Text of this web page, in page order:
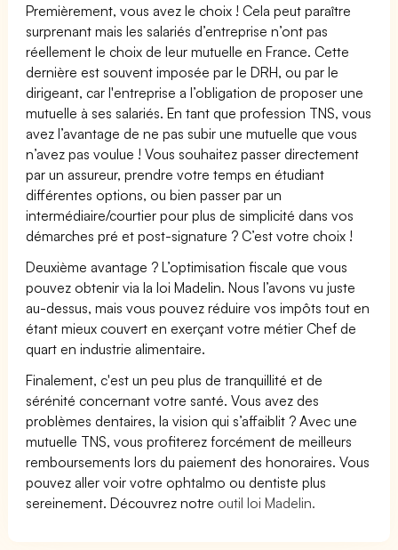
Premièrement, vous avez le choix ! Cela peut paraître
surprenant mais les salariés d’entreprise n’ont pas
réellement le choix de leur mutuelle en France. Cette
dernière est souvent imposée par le DRH, ou par le
dirigeant, car l'entreprise a l’obligation de proposer une
mutuelle à ses salariés. En tant que profession TNS, vous
avez l’avantage de ne pas subir une mutuelle que vous
n’avez pas voulue ! Vous souhaitez passer directement
par un assureur, prendre votre temps en étudiant
différentes options, ou bien passer par un
intermédiaire/courtier pour plus de simplicité dans vos
démarches pré et post-signature ? C’est votre choix !
Deuxième avantage ? L’optimisation fiscale que vous
pouvez obtenir via la loi Madelin. Nous l’avons vu juste
au-dessus, mais vous pouvez réduire vos impôts tout en
étant mieux couvert en exerçant votre métier Chef de
quart en industrie alimentaire.
Finalement, c'est un peu plus de tranquillité et de
sérénité concernant votre santé. Vous avez des
problèmes dentaires, la vision qui s’affaiblit ? Avec une
mutuelle TNS, vous profiterez forcément de meilleurs
remboursements lors du paiement des honoraires. Vous
pouvez aller voir votre ophtalmo ou dentiste plus
sereinement. Découvrez notre outil loi Madelin.